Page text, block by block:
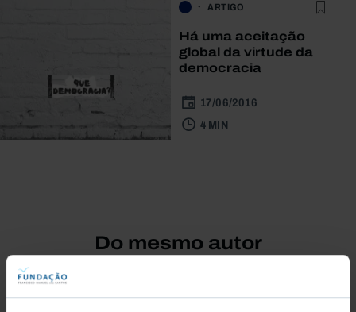
ARTIGO
Há uma aceitação
global da virtude da
democracia
17/06/2016
4 MIN
Do mesmo autor